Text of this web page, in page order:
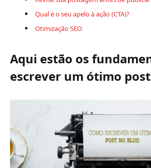
Qual é o seu apelo à ação (CTA)?
Otimização SEO
Aqui estão os
escrever um ótimo